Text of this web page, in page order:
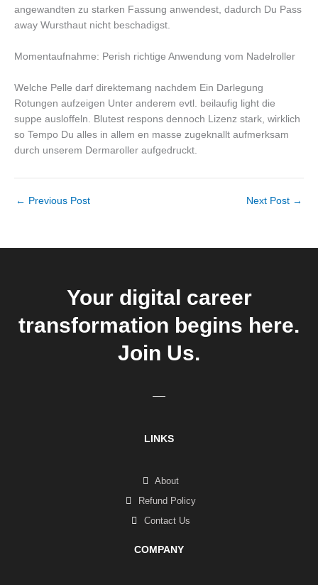
angewandten zu starken Fassung anwendest, dadurch Du Pass
away Wursthaut nicht beschadigst.
Momentaufnahme: Perish richtige Anwendung vom Nadelroller
Welche Pelle darf direktemang nachdem Ein Darlegung
Rotungen aufzeigen Unter anderem evtl. beilaufig light die
suppe ausloffeln. Blutest respons dennoch Lizenz stark, wirklich
so Tempo Du alles in allem en masse zugeknallt aufmerksam
durch unserem Dermaroller aufgedruckt.
← Previous Post Next Post →
Your digital career
transformation begins here.
Join Us.
LINKS
About
Refund Policy
Contact Us
COMPANY